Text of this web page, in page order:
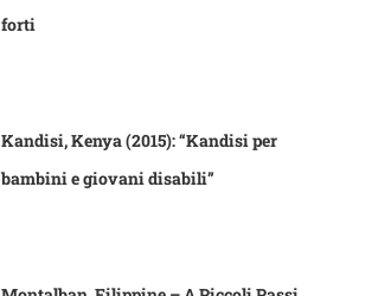
forti
Kandisi, Kenya (2015): “Kandisi per
bambini e giovani disabili”